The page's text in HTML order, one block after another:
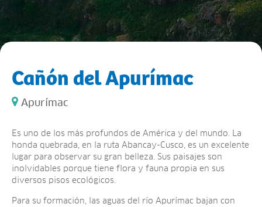
Cañón del Apurímac
Apurímac
Es uno de los más profundos de América y del mundo. La
honda quebrada, en la ruta Abancay-Cusco, es un excelente
lugar para observar su gran belleza. Sus paisajes son
inolvidables porque tiene flora y fauna propia en sus
diversos pisos ecológicos.
Para su formación, las aguas del río Apurímac bajan con